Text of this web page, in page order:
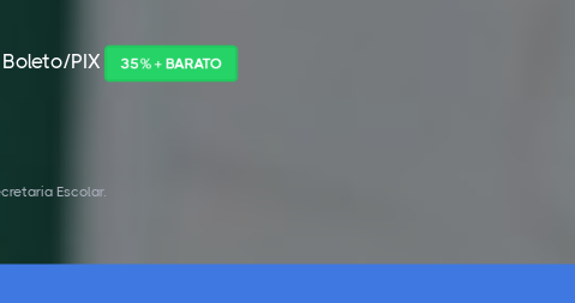
PIX 35% + BARATO
Escolar.